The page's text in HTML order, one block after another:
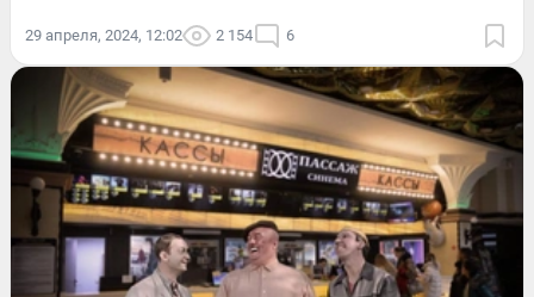
29 апреля, 2024, 12:02 2 154 6